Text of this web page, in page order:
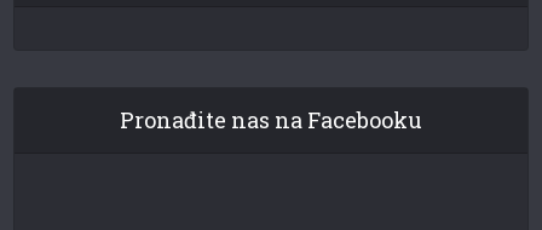
Pronađite nas na Facebooku